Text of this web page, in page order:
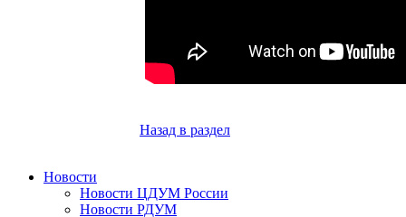
Назад в раздел
Новости
Новости ЦДУМ России
Новости РДУМ